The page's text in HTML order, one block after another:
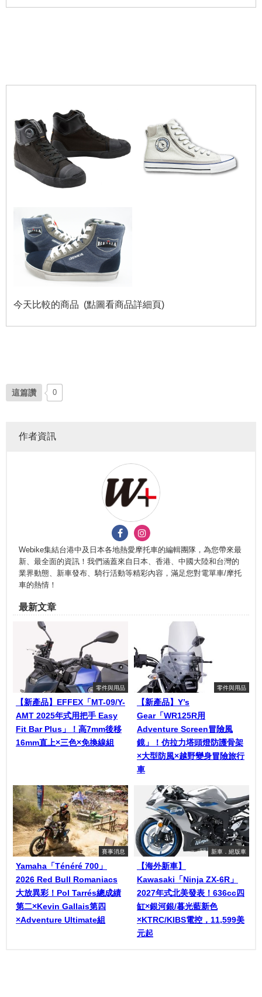
今天比較的商品 (點圖看商品詳細頁)
這篇讚 0
作者資訊
Webike集結台港中及日本各地熱愛摩托車的編輯團隊，為您帶來最
新、最全面的資訊！我們涵蓋來自日本、香港、中國大陸和台灣的
業界動態、新車發布、騎行活動等精彩內容，滿足您對電單車/摩托
車的熱情！
最新文章
零件與用品
【新產品】EFFEX「MT-09/Y-
AMT 2025年式用把手 Easy
Fit Bar Plus」！高7mm後移
16mm直上×三色×免換線組
零件與用品
【新產品】Y’s
Gear「WR125R用
Adventure Screen冒險風
鏡」！仿拉力塔頭燈防護骨架
×大型防風×越野變身冒險旅行
車
賽事消息
Yamaha「Ténéré 700」
2026 Red Bull Romaniacs
大放異彩！Pol Tarrés總成績
第二×Kevin Gallais第四
×Adventure Ultimate組
新車．絕版車
【海外新車】
Kawasaki「Ninja ZX-6R」
2027年式北美發表！636cc四
缸×銀河銀/暮光藍新色
×KTRC/KIBS電控，11,599美
元起